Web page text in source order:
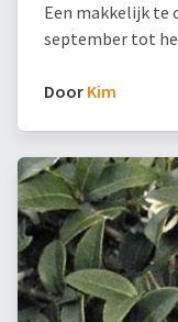
Een makkelijk te
september tot
Door Kim